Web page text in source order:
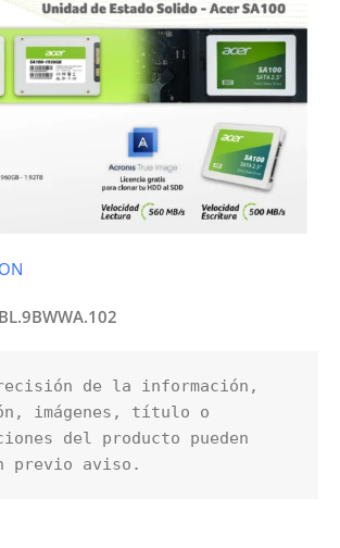
de la información,
imágenes, título o
del producto pueden
previo aviso.